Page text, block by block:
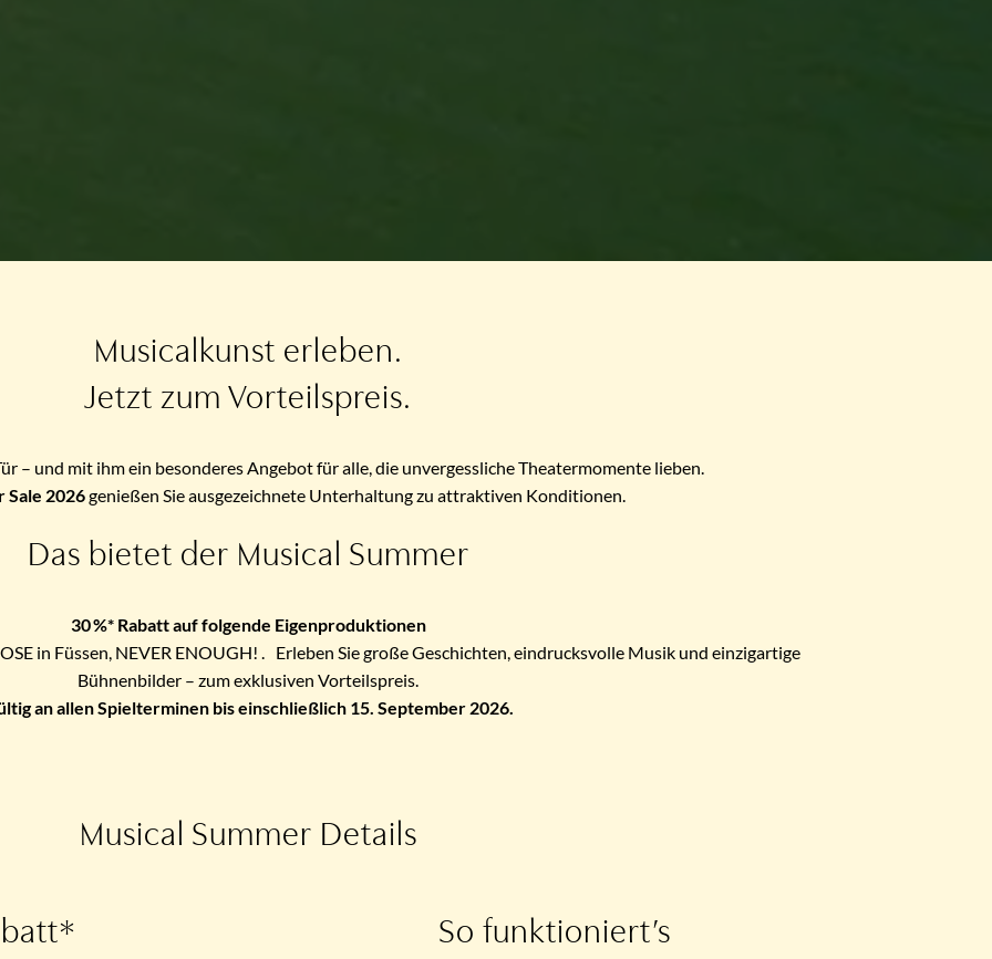
Musicalkunst erleben.
Jetzt zum Vorteilspreis.
– und mit ihm ein besonderes Angebot für alle, die unvergessliche Theatermomente lieben.
Sale 2026genießen Sie ausgezeichnete Unterhaltung zu attraktiven Konditionen.
Das bietet der Musical Summer
30 %* Rabatt auf folgende Eigenproduktionen
in Füssen, NEVER ENOUGH! . Erleben Sie große Geschichten, eindrucksvolle Musik und einzigartige
Bühnenbilder – zum exklusiven Vorteilspreis.
an allen Spielterminen bis einschließlich 15. September 2026.
Musical Summer Details
So funktioniert’s